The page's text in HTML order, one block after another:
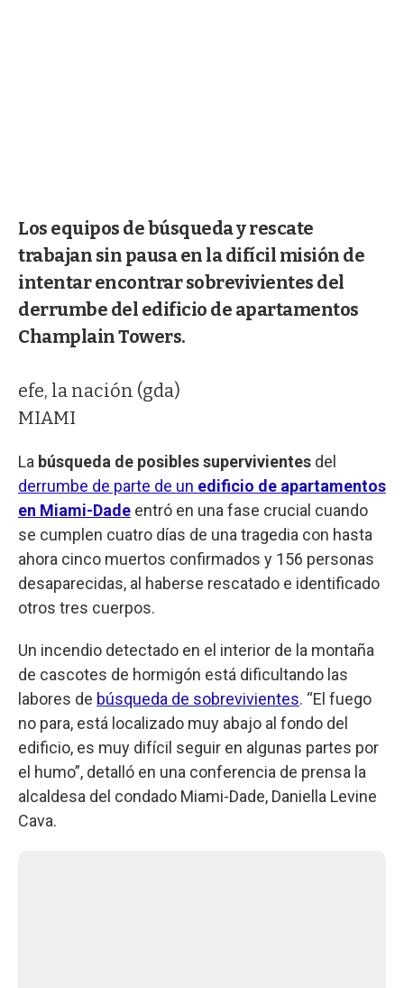
Los equipos de búsqueda y rescate
trabajan sin pausa en la difícil misión de
intentar encontrar sobrevivientes del
derrumbe del edificio de apartamentos
Champlain Towers.
efe, la nación (gda)
MIAMI
La búsqueda de posibles supervivientes del
derrumbe de parte de un edificio de apartamentos
en Miami-Dade entró en una fase crucial cuando
se cumplen cuatro días de una tragedia con hasta
ahora cinco muertos confirmados y 156 personas
desaparecidas, al haberse rescatado e identificado
otros tres cuerpos.
Un incendio detectado en el interior de la montaña
de cascotes de hormigón está dificultando las
labores de búsqueda de sobrevivientes. “El fuego
no para, está localizado muy abajo al fondo del
edificio, es muy difícil seguir en algunas partes por
el humo”, detalló en una conferencia de prensa la
alcaldesa del condado Miami-Dade, Daniella Levine
Cava.